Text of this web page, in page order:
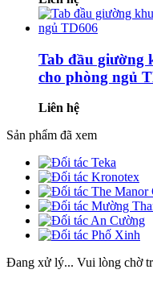
Tab đầu giường
cho phòng ngủ
Liên hệ
Sản phẩm đã xem
Đang xử lý... Vui lòng chờ